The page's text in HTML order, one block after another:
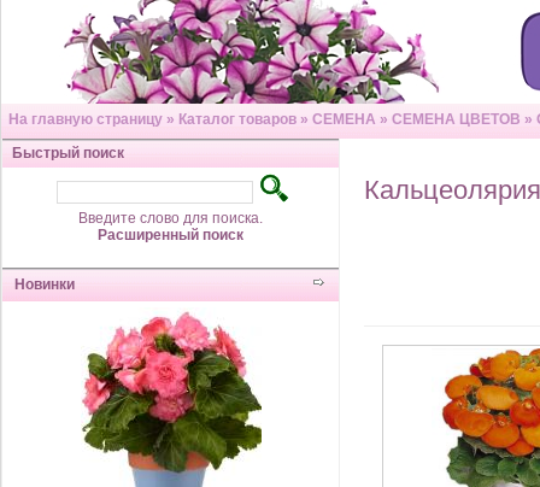
На главную страницу » Каталог товаров » СЕМЕНА » СЕМЕНА ЦВЕТОВ »
Быстрый поиск
Введите слово для поиска.
Расширенный поиск
Новинки
Кальцеолярия